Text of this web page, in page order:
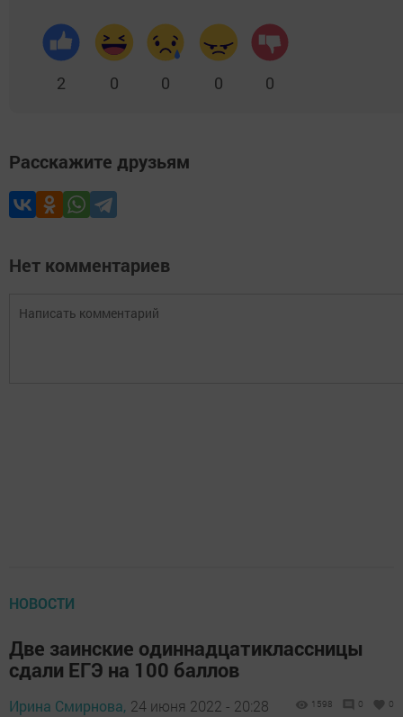
2 0 0 0 0
Расскажите друзьям
Нет комментариев
НОВОСТИ
Две заинские одиннадцатиклассницы
сдали ЕГЭ на 100 баллов
Ирина Смирнова, 24 июня 2022 - 20:28 1598 0 0